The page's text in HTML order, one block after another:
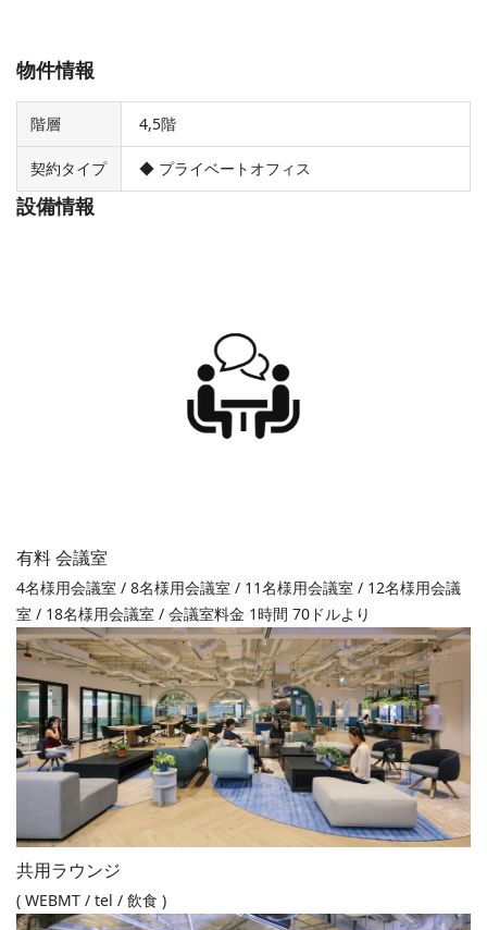
物件情報
階層 4,5階
契約タイプ ◆ プライベートオフィス
設備情報
有料 会議室
4名様用会議室 / 8名様用会議室 / 11名様用会議室 / 12名様用会議
室 / 18名様用会議室 / 会議室料金 1時間 70ドルより
共用ラウンジ
( WEBMT / tel / 飲食 )